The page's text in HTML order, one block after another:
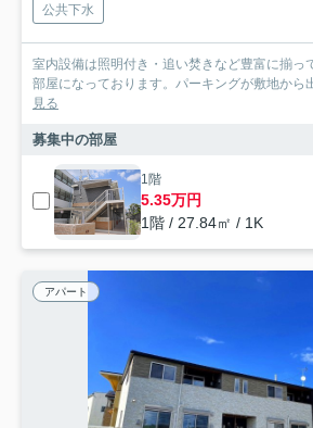
公共下水
室内設備は照明付き・追い焚きなど豊富に揃っ
部屋になっております。パーキングが敷地から
見る
募集中の部屋
1階
5.35万円
1階 / 27.84㎡ / 1K
アパート